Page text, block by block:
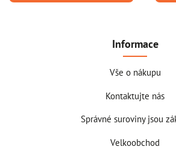
Informace
Vše o nákupu
Kontaktujte nás
Správné suroviny jsou
Velkoobchod